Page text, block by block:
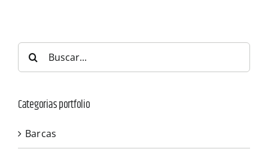
Categorias portfolio
Barcas